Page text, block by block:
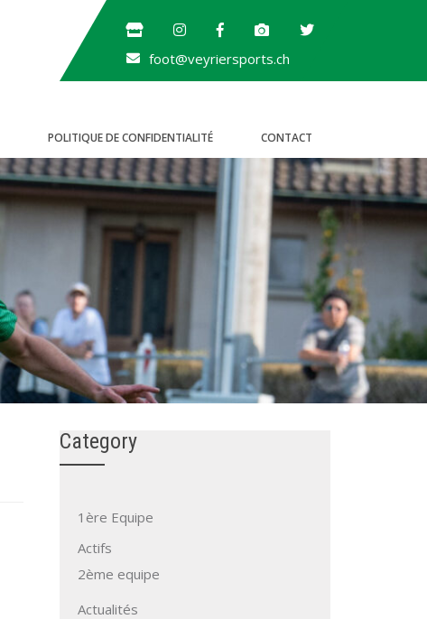
foot@veyriersports.ch
POLITIQUE DE CONFIDENTIALITÉ CONTACT
Category
1ère Equipe
Actifs
2ème equipe
Actualités